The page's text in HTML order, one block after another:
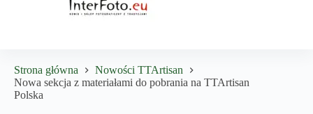
Strona główna
Nowości TTArtisan
Nowa sekcja z materiałami do pobrania na TTArtisan
Polska